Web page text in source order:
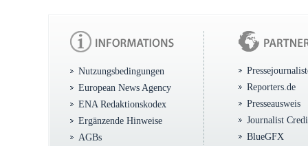
Nutzungsbedingungen
European News Agency
ENA Redaktionskodex
Ergänzende Hinweise
AGBs
Reporters.de
Presseausweis
Journalist
BlueGFX